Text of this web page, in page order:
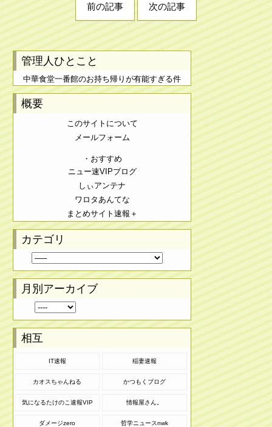
前の記事 次の記事
管理人ひとこと
中華食堂一番館のお持ち帰りが有能すぎる件
概要
このサイトについて
メールフォーム
・おすすめ
ニュー速VIPブログ
しぃアンテナ
ワロタあんてな
まとめサイト速報＋
カテゴリ
月別アーカイブ
相互
IT速報 稲妻速報
カオスちゃんねる かつもくブログ
気になるたけのこ速報VIP 情報屋さん。
ダメージzero 哲学ニュースnwk